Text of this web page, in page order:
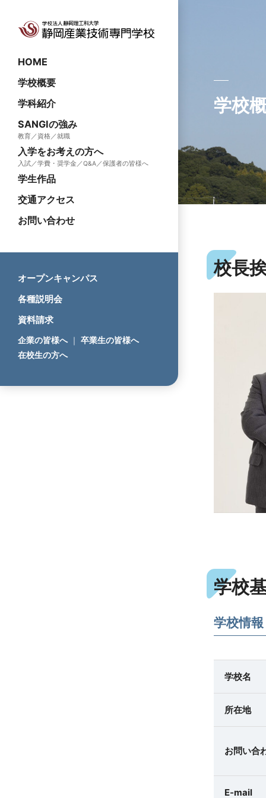
HOME
学校概要
学科紹介
SANGIの強み
教育／資格／就職
入学をお考えの方へ
入試／学費・奨学金／Q&A／保護者の皆様へ
学生作品
交通アクセス
お問い合わせ
オープンキャンパス
各種説明会
資料請求
企業の皆様へ ｜ 卒業生の皆様へ
在校生の方へ
学校
校長
学校
学校情報
学校名
所在地
お問い合
E-mail